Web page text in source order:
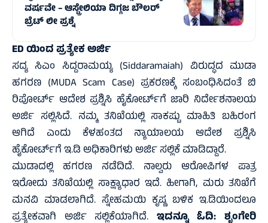
ವರ್ಷವೇ – ಆಸ್ಟ್ರೇಲಿಯಾ ದಿಗ್ಗಜ ಬೌಲರ್
ಬ್ರೆಟ್ ಲೀ ಪ್ರಶ್ನೆ
ED ಯಿಂದ ಪ್ರತ್ಯೇಕ ಅರ್ಜಿ
ಸದ್ಯ ಸಿಎಂ ಸಿದ್ದರಾಮಯ್ಯ (Siddaramaiah) ವಿರುದ್ಧದ ಮುಡಾ
ಹಗರಣ (MUDA Scam Case) ಪ್ರಕರಣಕ್ಕೆ ಸಂಬಂಧಿಸಿದಂತೆ ಬಿ
ರಿಪೋರ್ಟ್‌ ಆದೇಶ ಪ್ರಶ್ನಿಸಿ ಹೈಕೋರ್ಟ್‌ಗೆ ಜಾರಿ ನಿರ್ದೇಶನಾಲಯ
ಅರ್ಜಿ ಸಲ್ಲಿಸಿದೆ. ನಮ್ಮ ತನಿಖೆಯಲ್ಲಿ ಸಾಕಷ್ಟು ಮಾಹಿತಿ ಬಹಿರಂಗ
ಆಗಿದೆ ಎಂದು ಕೆಳಹಂತದ ನ್ಯಾಯಾಲಯ ಆದೇಶ ಪ್ರಶ್ನಿಸಿ
ಹೈಕೋರ್ಟ್‌ಗೆ ಇ.ಡಿ ಅಧಿಕಾರಿಗಳು ಅರ್ಜಿ ಸಲ್ಲಿಕೆ ಮಾಡಿದ್ದಾರೆ.
ಮುಡಾದಲ್ಲಿ ಹಗರಣ ನಡೆದಿದೆ. ನಾಲ್ವರು ಆರೋಪಿಗಳ ಪಾತ್ರ
ಇರೋದು ತನಿಖೆಯಲ್ಲಿ ಸಾಕ್ಷ್ಯಾಧಾರ ಇದೆ. ಹೀಗಾಗಿ, ಮರು ತನಿಖೆಗೆ
ಮನವಿ ಮಾಡಲಾಗಿದೆ. ಸ್ನೇಹಮಯಿ ಕೃಷ್ಣ ಬಳಿಕ ಇ.ಡಿಯಿಂದಲೂ
ಪ್ರತ್ಯೇಕವಾಗಿ ಅರ್ಜಿ ಸಲ್ಲಿಕೆಯಾಗಿದೆ. ಇದನ್ನೂ ಓದಿ:ಶೃಂಗೇರಿ